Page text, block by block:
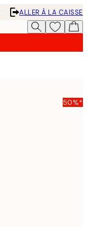
ALLER À LA CAISSE
50%*